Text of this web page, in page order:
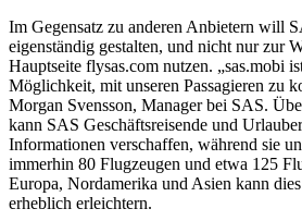
Im Gegensatz zu anderen Anbietern will
eigenständig gestalten, und nicht nur zur
Hauptseite flysas.com nutzen. „sas.mobi
Möglichkeit, mit unseren Passagieren zu
Morgan Svensson, Manager bei SAS.
kann SAS Geschäftsreisende und
Informationen verschaffen, während sie
immerhin 80 Flugzeugen und etwa 125
Europa, Nordamerika und Asien kann
erheblich erleichtern.